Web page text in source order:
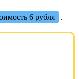
6 рубля .